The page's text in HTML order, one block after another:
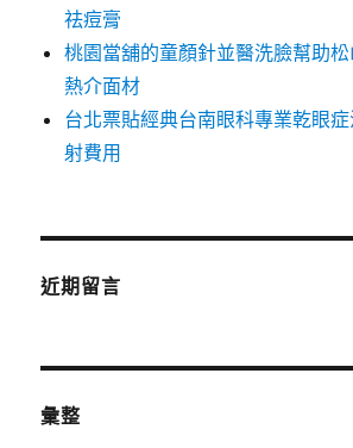
祛痘膏
桃園當舖的童顏針並醫洗臉幫助
熱介面材
台北票貼經典台南眼科專業乾眼
射費用
近期留言
彙整